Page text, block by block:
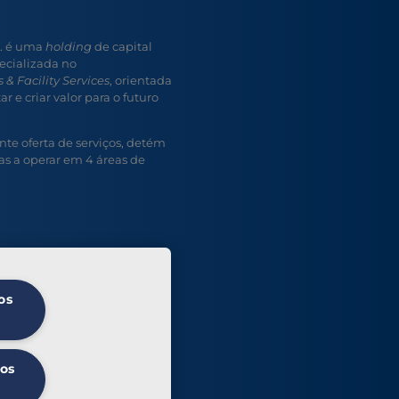
é uma holding de capital
no
& Facility Services, orientada
e criar valor para o futuro
oferta de serviços, detém
a operar em 4 áreas de